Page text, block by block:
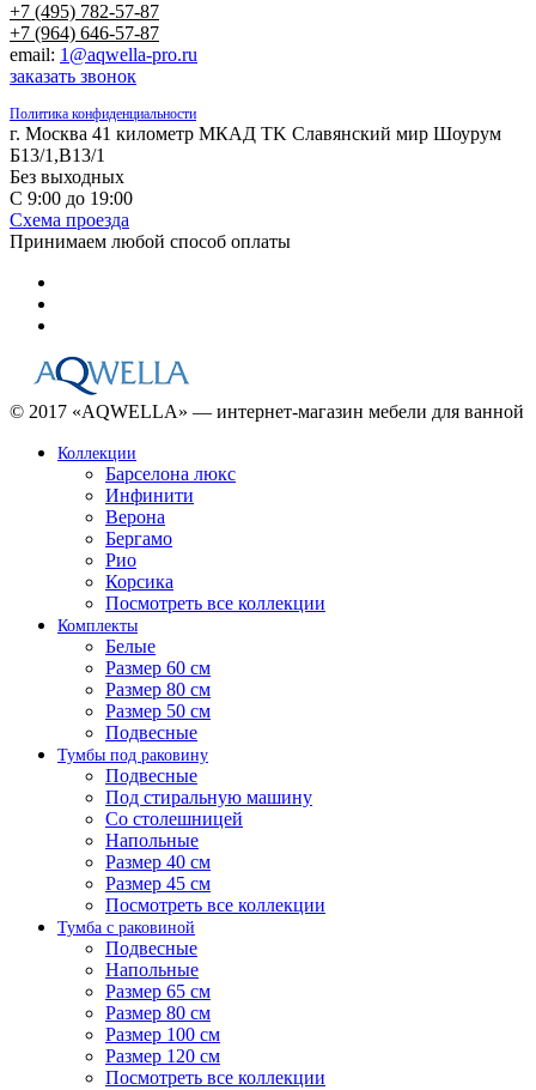
+7 (495) 782-57-87
+7 (964) 646-57-87
email: 1@aqwella-pro.ru
заказать звонок
Политика конфиденциальности
г. Москва 41 километр МКАД TK Славянский мир Шоурум
Б13/1,В13/1
Без выходных
С 9:00 до 19:00
Схема проезда
Принимаем любой способ оплаты
© 2017 «AQWELLA» — интернет-магазин мебели для ванной
Коллекции
Барселона люкс
Инфинити
Верона
Бергамо
Рио
Корсика
Посмотреть все коллекции
Комплекты
Белые
Размер 60 см
Размер 80 см
Размер 50 см
Подвесные
Тумбы под раковину
Подвесные
Под стиральную машину
Со столешницей
Напольные
Размер 40 см
Размер 45 см
Посмотреть все коллекции
Тумба с раковиной
Подвесные
Напольные
Размер 65 см
Размер 80 см
Размер 100 см
Размер 120 см
Посмотреть все коллекции